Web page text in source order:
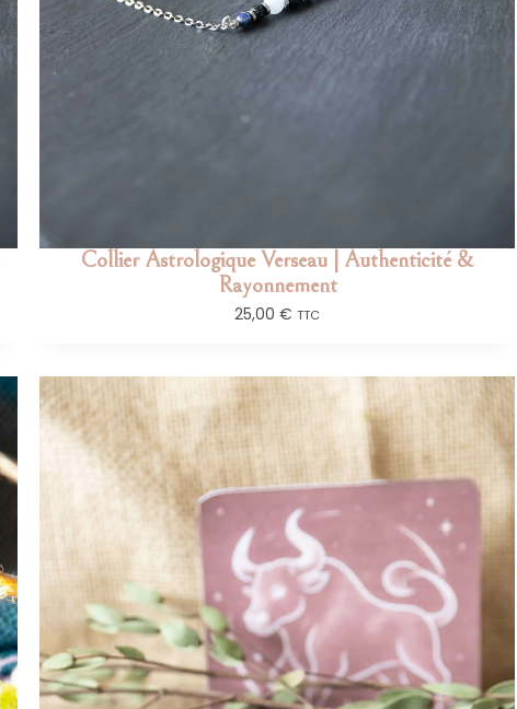
Collier Astrologique Verseau | Authenticité &
Rayonnement
25,00 € TTC